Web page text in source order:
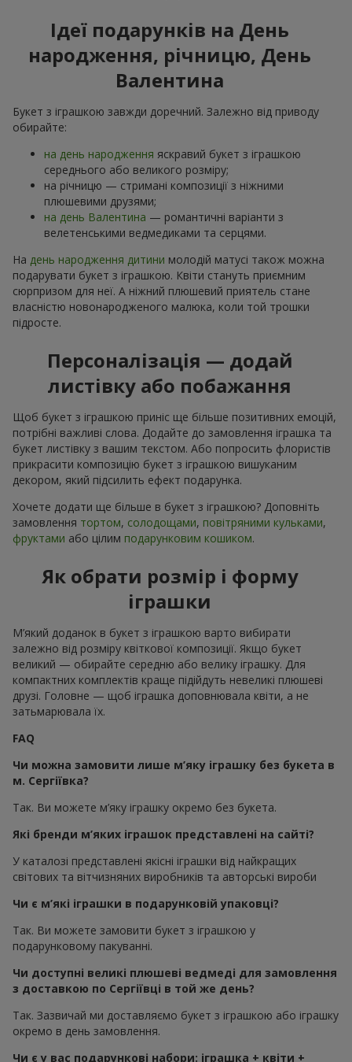
Ідеї подарунків на День
народження, річницю, День
Валентина
Букет з іграшкою завжди доречний. Залежно від приводу
обирайте:
на день народження яскравий букет з іграшкою
середнього або великого розміру;
на річницю — стримані композиції з ніжними
плюшевими друзями;
на день Валентина — романтичні варіанти з
велетенськими ведмедиками та серцями.
На день народження дитини молодій матусі також можна
подарувати букет з іграшкою. Квіти стануть приємним
сюрпризом для неї. А ніжний плюшевий приятель стане
власністю новонародженого малюка, коли той трошки
підросте.
Персоналізація — додай
листівку або побажання
Щоб букет з іграшкою приніс ще більше позитивних емоцій,
потрібні важливі слова. Додайте до замовлення іграшка та
букет листівку з вашим текстом. Або попросить флористів
прикрасити композицію букет з іграшкою вишуканим
декором, який підсилить ефект подарунка.
Хочете додати ще більше в букет з іграшкою? Доповніть
замовлення тортом, солодощами, повітряними кульками,
фруктами або цілим подарунковим кошиком.
Як обрати розмір і форму
іграшки
М’який доданок в букет з іграшкою варто вибирати
залежно від розміру квіткової композиції. Якщо букет
великий — обирайте середню або велику іграшку. Для
компактних комплектів краще підійдуть невеликі плюшеві
друзі. Головне — щоб іграшка доповнювала квіти, а не
затьмарювала їх.
FAQ
Чи можна замовити лише м’яку іграшку без букета в
м. Сергіївка?
Так. Ви можете м’яку іграшку окремо без букета.
Які бренди м’яких іграшок представлені на сайті?
У каталозі представлені якісні іграшки від найкращих
світових та вітчизняних виробників та авторські вироби
Чи є м’які іграшки в подарунковій упаковці?
Так. Ви можете замовити букет з іграшкою у
подарунковому пакуванні.
Чи доступні великі плюшеві ведмеді для замовлення
з доставкою по Сергіївці в той же день?
Так. Зазвичай ми доставляємо букет з іграшкою або іграшку
окремо в день замовлення.
Чи є у вас подарункові набори: іграшка + квіти +